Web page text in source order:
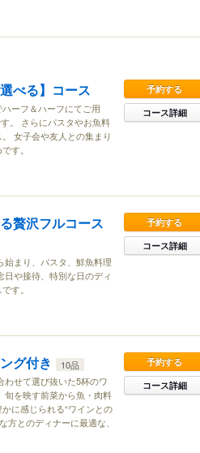
べる】コース
ーフ＆ハーフにてご用
。 さらにパスタやお魚料
女子会や友人との集まり
す。
予約する
コース詳細
贅沢フルコース
始まり、パスタ、鮮魚料理
や接待、特別な日のディ
す。
予約する
コース詳細
グ付き
10品
わせて選び抜いた5杯のワ
旬を映す前菜から魚・肉料
に感じられる“ワインとの
とのディナーに最適な、
予約する
コース詳細